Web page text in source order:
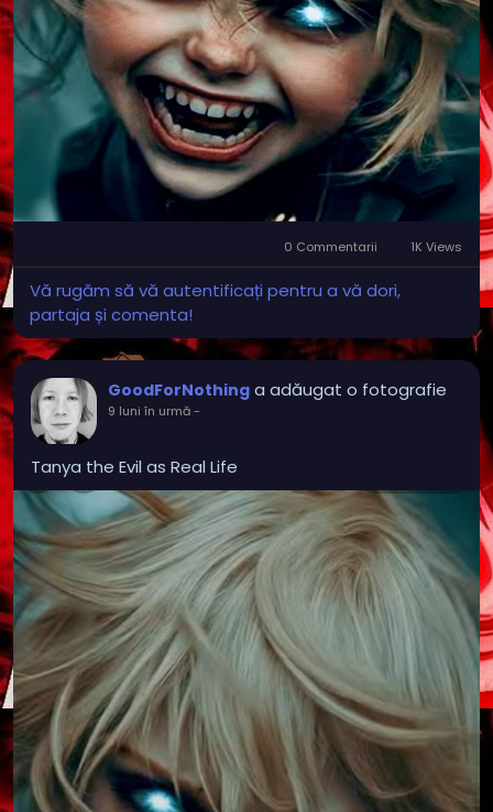
0 Commentarii 1K Views
Vă rugăm să vă autentificați pentru a vă dori,
partaja și comenta!
GoodForNothing a adăugat o fotografie
9 luni în urmă-
Tanya the Evil as Real Life